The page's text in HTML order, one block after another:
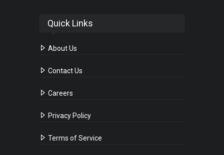
Quick Links
About Us
Contact Us
Careers
Privacy Policy
Terms of Service